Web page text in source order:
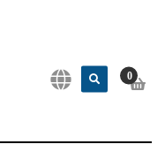
0